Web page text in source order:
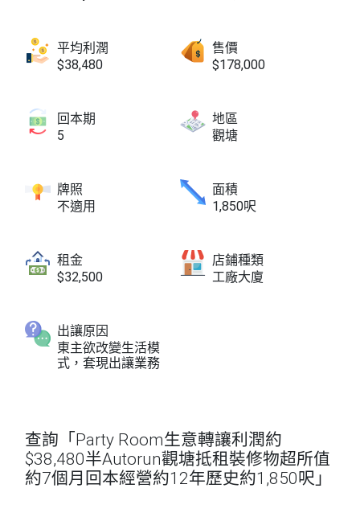
平均利潤
$38,480
售價
$178,000
回本期
5
地區
觀塘
牌照
不適用
面積
1,850呎
租金
$32,500
店鋪種類
工廠大廈
出讓原因
東主欲改變生活模
式，套現出讓業務
查詢「Party Room生意轉讓利潤約
$38,480半Autorun觀塘抵租裝修物超所值
約7個月回本經營約12年歷史約1,850呎」